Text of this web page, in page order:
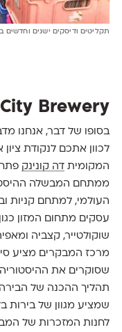
תקליטים ודיסקים ישנים וחדשים
Brewery
בסופו של דבר, אנחנו
לכוון אתכם לנקודת
המקומית דה קונינק
ממתחם המבשלה
העולמי, למתחם קניות
עסקים מתחום המזון
שוקולטייר, קצביה
מרכז המבקרים מציע
שסוקרים את
תהליך ההכנה של
שמציע מגוון של בירות
לחנות המזכרות של